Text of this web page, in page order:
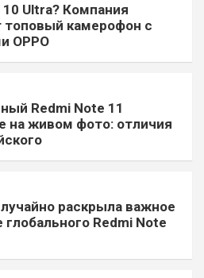
10 Ultra? Компания
топовый камерофон с
OPPO
Redmi Note 11
на живом фото: отличия
раскрыла важное
глобального Redmi Note